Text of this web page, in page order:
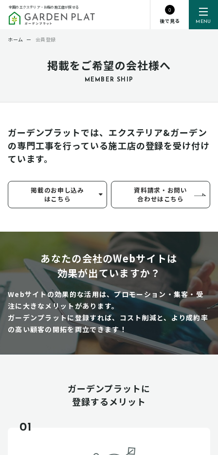
MENU
全国のエクステリア・お庭の施工店が探せる
0
後で見る
掲載をご希望の会社様へ
MEMBER SHIP
ホーム ー 会員登録
ガーデンプラットでは、エクステリア&ガーデン
の専門工事を行っている施工店の登録を受け付け
ています。
掲載のお申し込み
はこちら
資料請求・お問い
合わせはこちら
あなたの会社のWebサイトは
効果が出ていますか？
Webサイトの効果的な活用は、プロモーション・集客・受
注に大きなメリットがあります。
ガーデンプラットに登録すれば、コスト削減と、より成約率
の高い顧客の開拓を両立できます！
ガーデンプラットに
登録するメリット
01